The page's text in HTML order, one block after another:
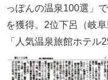
っぽんの温泉100選」
を獲得。2位下呂（岐
「人気温泉旅館ホテル